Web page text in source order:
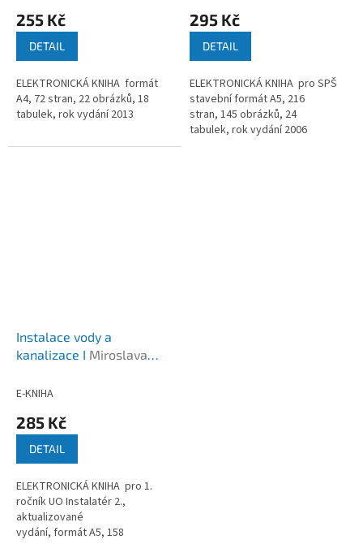
255 Kč
DETAIL
ELEKTRONICKÁ KNIHA formát
A4, 72 stran, 22 obrázků, 18
tabulek, rok vydání 2013
295 Kč
DETAIL
ELEKTRONICKÁ KNIHA pro SPŠ
stavební formát A5, 216
stran, 145 obrázků, 24
tabulek, rok vydání 2006
Instalace vody a
kanalizace I Miroslava
E-KNIHA
285 Kč
DETAIL
ELEKTRONICKÁ KNIHA pro 1.
ročník UO Instalatér 2.,
aktualizované
vydání, formát A5, 158